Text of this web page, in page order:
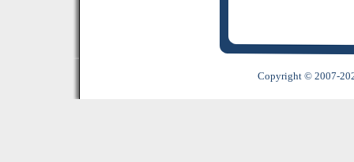
Copyright © 2007-